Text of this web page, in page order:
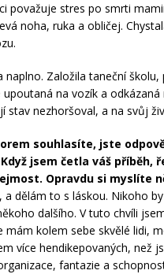
považuje stres po smrti
noha, ruka a obličej.
naplno. Založila taneční
na vozík a
stav nezhoršoval, a na svůj
souhlasíte, jste
jsem četla váš příběh,
Opravdu si myslíte
dělám to s láskou. Nikoho
dalšího. V tuto chvíli
mám kolem sebe skvělé lidi,
více hendikepovaných, než
fantazie a